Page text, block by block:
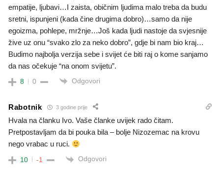
empatije, ljubavi…I zaista, običnim ljudima malo treba da budu
sretni, ispunjeni (kada čine drugima dobro)…samo da nije
egoizma, pohlepe, mržnje…Još kada ljudi nastoje da svjesnije
žive uz onu “svako zlo za neko dobro”, gdje bi nam bio kraj…
Budimo najbolja verzija sebe i svijet će biti raj o kome sanjamo
da nas očekuje “na onom svijetu”.
8 0 Odgovori
Rabotnik 3 godine prije
Hvala na članku Ivo. Vaše članke uvijek rado čitam.
Pretpostavljam da bi pouka bila – bolje Nizozemac na krovu
nego vrabac u ruci.
10 -1 Odgovori